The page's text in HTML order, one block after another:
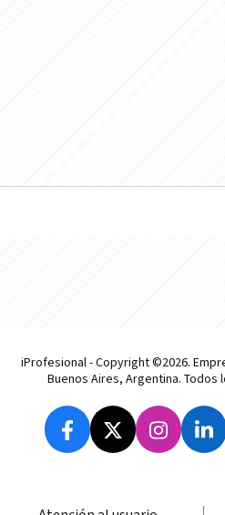
iProfesional - Copyright ©2026.
Buenos Aires, Argentina.